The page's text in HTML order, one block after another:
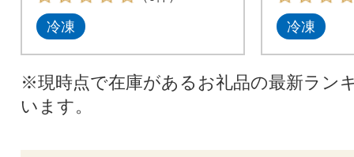
冷凍 冷凍
※現時点で在庫があるお礼品の最新ラン
います。